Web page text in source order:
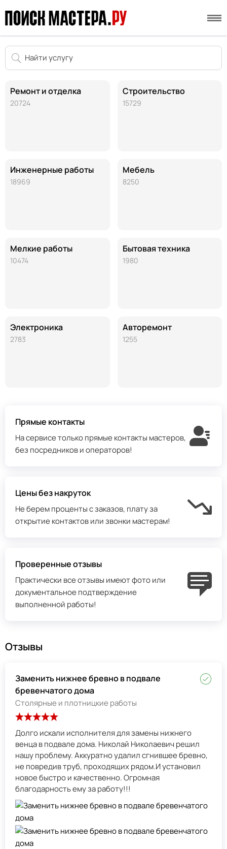
Ремонт и отделка
20724
Инженерные работы
18969
Мелкие работы
10474
Электроника
2783
Строительство
15729
Мебель
8250
Бытовая техника
1980
Авторемонт
1255
Прямые контакты
На сервисе только прямые контакты мастеров,
без посредников и операторов!
Цены без накруток
Не берем проценты с заказов, плату за
открытие контактов или звонки мастерам!
Проверенные отзывы
Практически все отзывы имеют фото или
документальное подтверждение
выполненной работы!
Отзывы
Заменить нижнее бревно в подвале
бревенчатого дома
Столярные и плотницкие работы
Долго искали исполнителя для замены нижнего
венца в подвале дома. Николай Николаевич решил
нашу проблему. Аккуратно удалил сгнившее бревно,
не повредив труб, проходящих рядом.И установил
новое быстро и качественно. Огромная
благодарность ему за работу!!!